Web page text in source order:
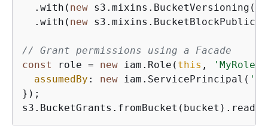
  .with(
new s3.mixins.BucketVersioning())
  .with(
new
// Grant permissions using a Facade
const
role = new iam.Role( this , 'MyRole'
assumedBy : new iam.ServicePrincipal(
});